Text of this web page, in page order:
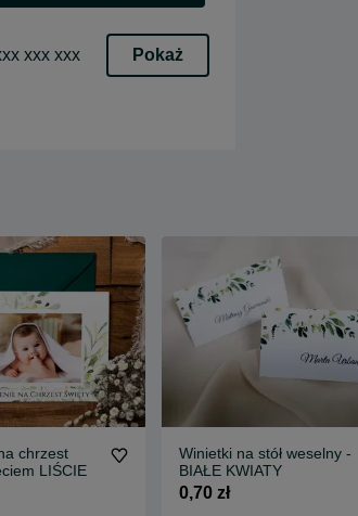
xxx xxx Pokaż
chrzest
LIŚCIE
Winietki na stół weselny -
BIAŁE KWIATY
0,70 zł